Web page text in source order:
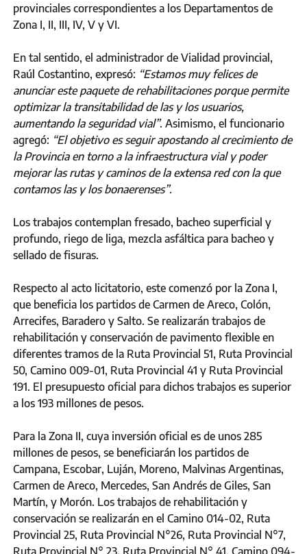
provinciales correspondientes a los Departamentos de
Zona I, II, III, IV, V y VI.
En tal sentido, el administrador de Vialidad provincial,
Raúl Costantino, expresó: “Estamos muy felices de
anunciar este paquete de rehabilitaciones porque permite
optimizar la transitabilidad de las y los usuarios,
aumentando la seguridad vial”. Asimismo, el funcionario
agregó: “El objetivo es seguir apostando al crecimiento de
la Provincia en torno a la infraestructura vial y poder
mejorar las rutas y caminos de la extensa red con la que
contamos las y los bonaerenses”.
Los trabajos contemplan fresado, bacheo superficial y
profundo, riego de liga, mezcla asfáltica para bacheo y
sellado de fisuras.
Respecto al acto licitatorio, este comenzó por la Zona I,
que beneficia los partidos de Carmen de Areco, Colón,
Arrecifes, Baradero y Salto. Se realizarán trabajos de
rehabilitación y conservación de pavimento flexible en
diferentes tramos de la Ruta Provincial 51, Ruta Provincial
50, Camino 009-01, Ruta Provincial 41 y Ruta Provincial
191. El presupuesto oficial para dichos trabajos es superior
a los 193 millones de pesos.
Para la Zona II, cuya inversión oficial es de unos 285
millones de pesos, se beneficiarán los partidos de
Campana, Escobar, Luján, Moreno, Malvinas Argentinas,
Carmen de Areco, Mercedes, San Andrés de Giles, San
Martín, y Morón. Los trabajos de rehabilitación y
conservación se realizarán en el Camino 014-02, Ruta
Provincial 25, Ruta Provincial N°26, Ruta Provincial N°7,
Ruta Provincial N° 23, Ruta Provincial N° 41, Camino 094-